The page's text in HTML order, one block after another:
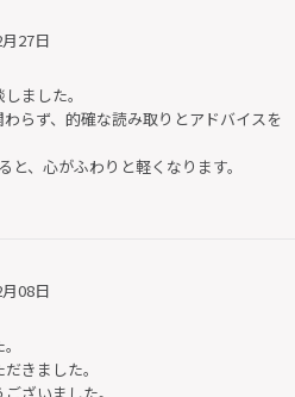
27日
ました。
らず、的確な読み取りとアドバイスを
、心がふわりと軽くなります。
08日
きました。